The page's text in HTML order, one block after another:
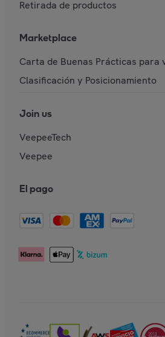
Retirada de productos
Marketplace
Carta de Buenas Prácticas para
Clasificación y Posicionamiento
Join us
VeepeeTech
Veepee
El pago